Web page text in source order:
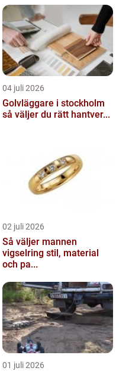
04 juli 2026
Golvläggare i stockholm
så väljer du rätt hantver...
02 juli 2026
Så väljer mannen
vigselring stil, material
och pa...
01 juli 2026